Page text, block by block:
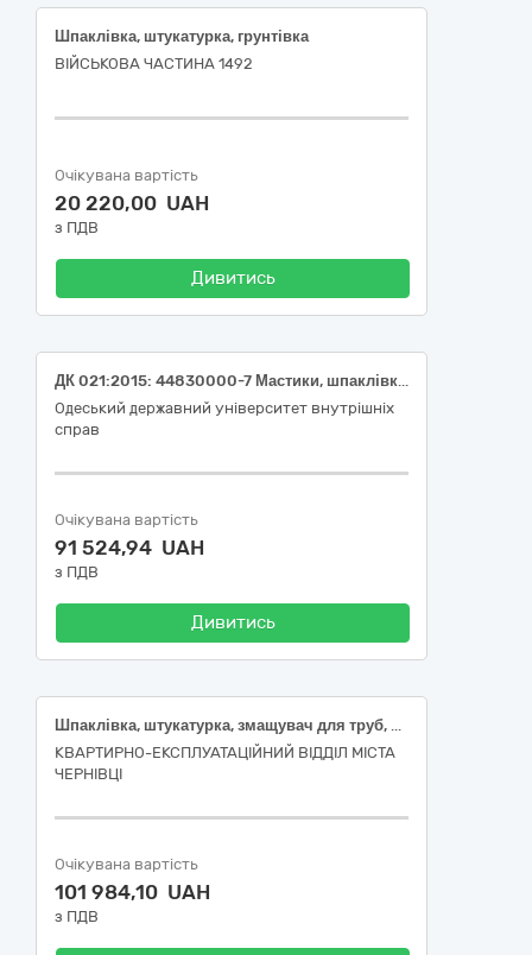
Шпаклівка, штукатурка, грунтівка
ВІЙСЬКОВА ЧАСТИНА 1492
Очікувана вартість
20 220,00 UAH
з ПДВ
Дивитись
ДК 021:2015: 44830000-7 Мастики, шпаклівки, замазки та розчинники (Шпаклівка, уайт-спірит, штукатурка, ґрунтівка, затірка для швів)
Одеський державний університет внутрішніх
справ
Очікувана вартість
91 524,94 UAH
з ПДВ
Дивитись
Шпаклівка, штукатурка, змащувач для труб, паста, герметик, фуга
КВАРТИРНО-ЕКСПЛУАТАЦІЙНИЙ ВІДДІЛ МІСТА
ЧЕРНІВЦІ
Очікувана вартість
101 984,10 UAH
з ПДВ